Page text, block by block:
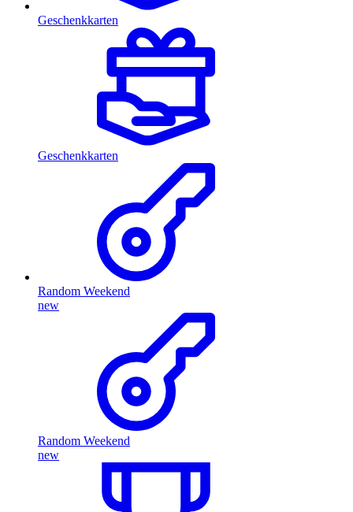
Geschenkkarten
Geschenkkarten
Random Weekend
new
Random Weekend
new